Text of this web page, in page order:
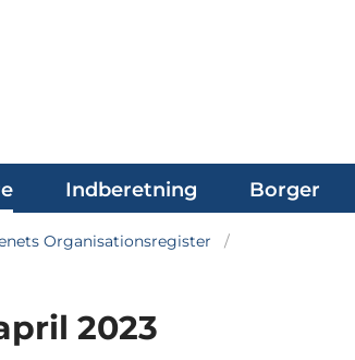
Indberetning Borger
Organisationsregister
2023